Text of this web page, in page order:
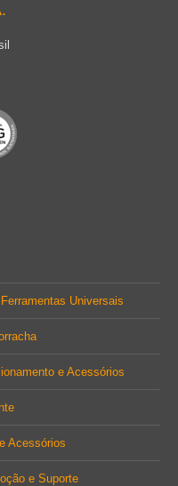
Universais
e Acessórios
Acessórios
e Suporte